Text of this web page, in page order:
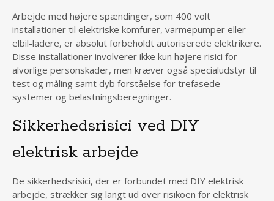
Arbejde med højere spændinger, som 400 volt
installationer til elektriske komfurer, varmepumper eller
elbil-ladere, er absolut forbeholdt autoriserede elektrikere.
Disse installationer involverer ikke kun højere risici for
alvorlige personskader, men kræver også specialudstyr til
test og måling samt dyb forståelse for trefasede
systemer og belastningsberegninger.
Sikkerhedsrisici ved DIY
elektrisk arbejde
De sikkerhedsrisici, der er forbundet med DIY elektrisk
arbejde, strækker sig langt ud over risikoen for elektrisk